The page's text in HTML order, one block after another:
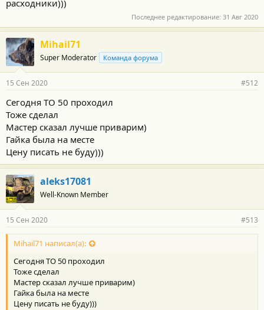
расходники)))
Последнее редактирование: 31 Авг 2020
Mihail71
Super Moderator Команда форума
15 Сен 2020 #512
Сегодня ТО 50 проходил
Тоже сделал
Мастер сказал лучше приварим)
Гайка была на месте
Цену писать не буду)))
aleks17081
Well-Known Member
15 Сен 2020 #513
Mihail71 написал(а):
Сегодня ТО 50 проходил
Тоже сделал
Мастер сказал лучше приварим)
Гайка была на месте
Цену писать не буду)))